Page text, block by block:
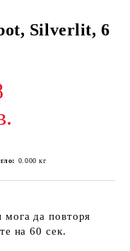
Silverlit, 6
0.000 кг
да повторя
на 60 сек.